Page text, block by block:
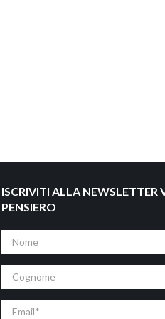
ISCRIVITI ALLA NEWSLETTER
PENSIERO
Nome
Cognome
Email